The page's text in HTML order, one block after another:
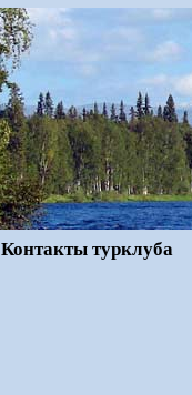
Контакты турклуба